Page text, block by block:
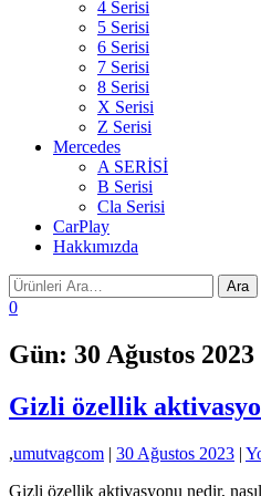
4 Serisi
5 Serisi
6 Serisi
7 Serisi
8 Serisi
X Serisi
Z Serisi
Mercedes
A SERİSİ
B Serisi
Cla Serisi
CarPlay
Hakkımızda
0
Gün: 30 Ağustos 2023
Gizli özellik
,umutvagcom | 30 Ağustos 2023 |
Gizli özellik aktivasyonu nedir,